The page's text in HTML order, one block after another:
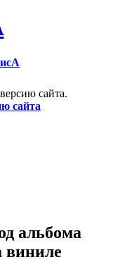
сайта.
сайта
альбома
виниле